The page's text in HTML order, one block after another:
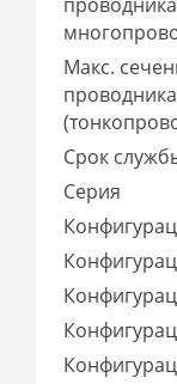
Макс.
проводника
Срок
Серия